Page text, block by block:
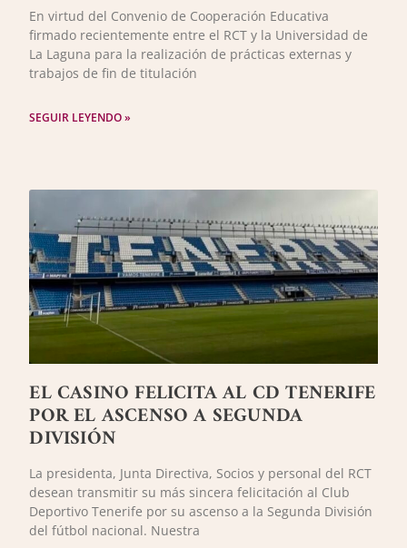
En virtud del Convenio de Cooperación Educativa
firmado recientemente entre el RCT y la Universidad de
La Laguna para la realización de prácticas externas y
trabajos de fin de titulación
SEGUIR LEYENDO »
EL CASINO FELICITA AL CD TENERIFE
POR EL ASCENSO A SEGUNDA
DIVISIÓN
La presidenta, Junta Directiva, Socios y personal del RCT
desean transmitir su más sincera felicitación al Club
Deportivo Tenerife por su ascenso a la Segunda División
del fútbol nacional. Nuestra